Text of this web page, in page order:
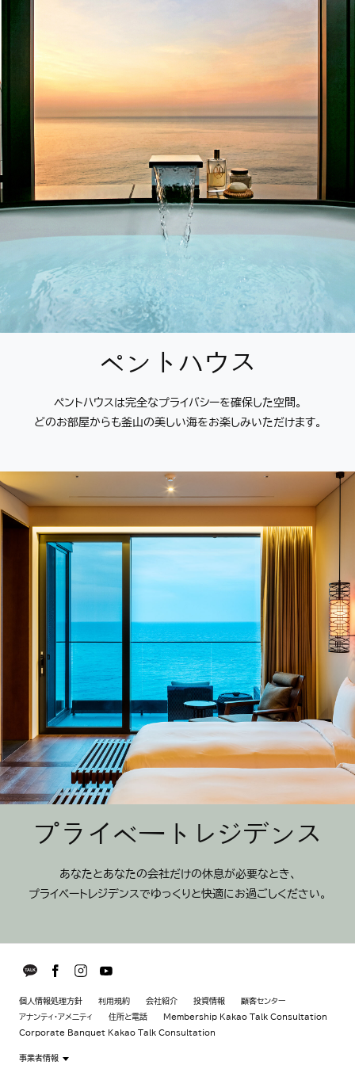
ペントハウス
ペントハウスは完全なプライバシーを確保した空間。
どのお部屋からも釜山の美しい海をお楽しみいただけます。
プライベートレジデンス
あなたとあなたの会社だけの休息が必要なとき、
プライベートレジデンスでゆっくりと快適にお過ごしください。
個人情報処理方針 利用規約 会社紹介 投資情報
顧客センター
アナンティ・アメニティ
住所と電話
Membership Kakao Talk Consultation
Corporate Banquet Kakao Talk Consultation
事業者情報